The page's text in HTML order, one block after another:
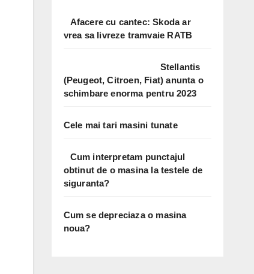
Afacere cu cantec: Skoda ar
vrea sa livreze tramvaie RATB
Stellantis
(Peugeot, Citroen, Fiat) anunta o
schimbare enorma pentru 2023
Cele mai tari masini tunate
Cum interpretam punctajul
obtinut de o masina la testele de
siguranta?
Cum se depreciaza o masina
noua?